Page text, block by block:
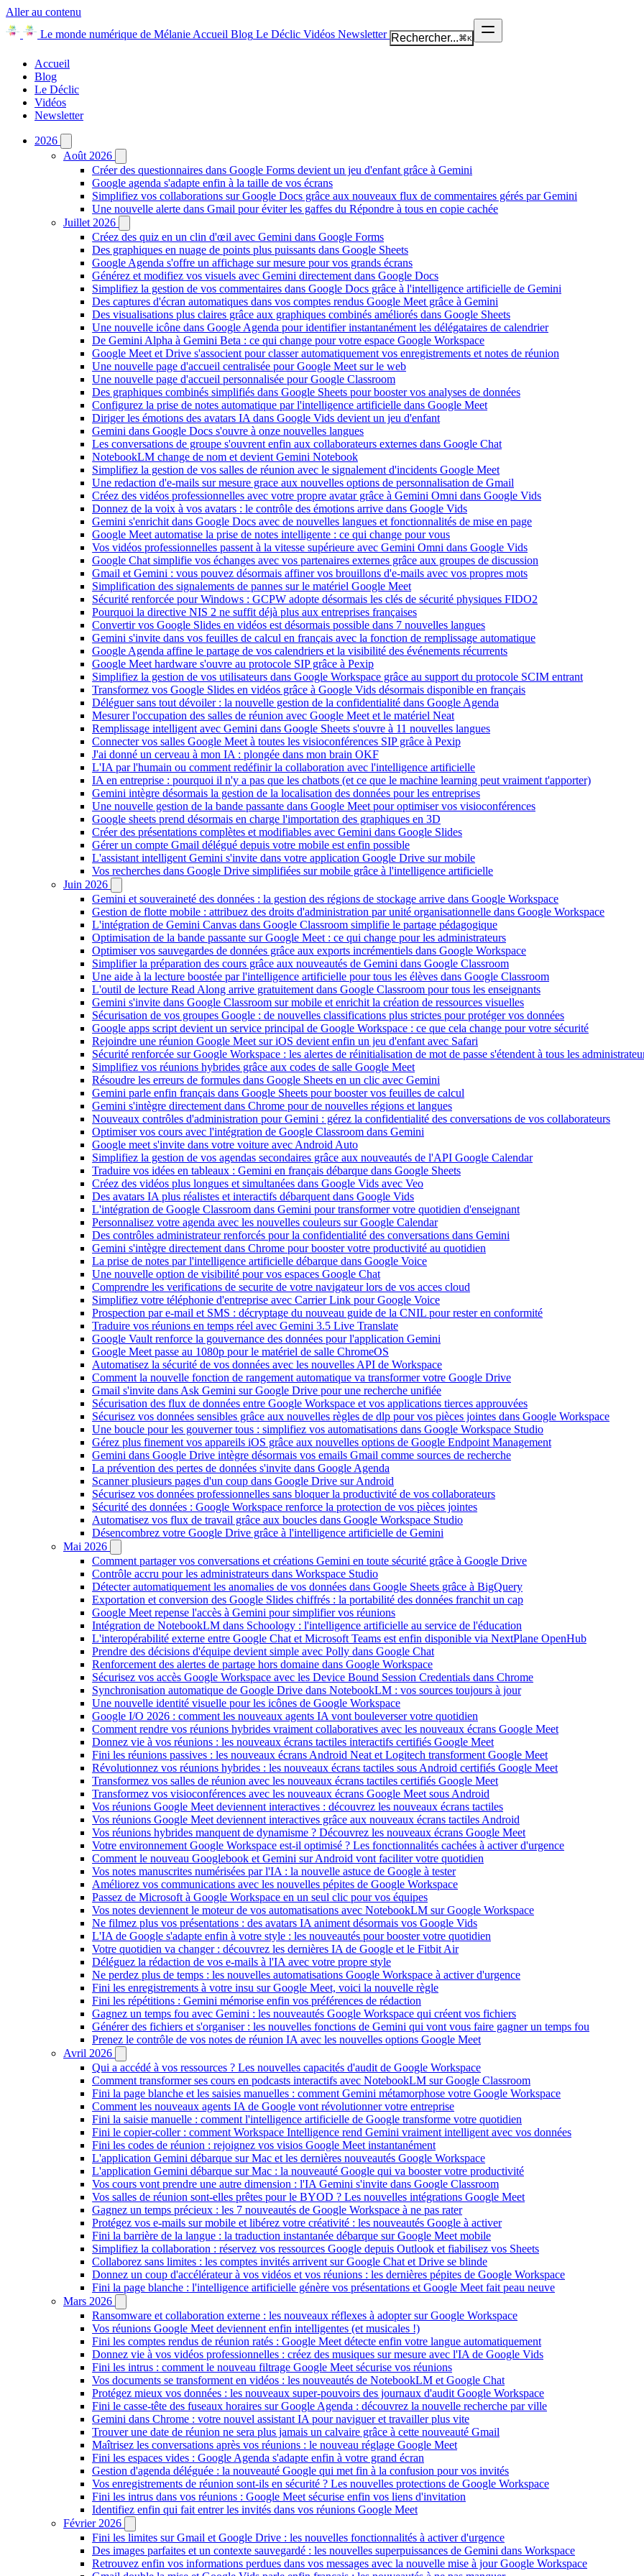
Aller au contenu
Le monde numérique de Mélanie Accueil Blog Le Déclic Vidéos Newsletter Rechercher...⌘K
Accueil
Blog
Le Déclic
Vidéos
Newsletter
2026
Août 2026
Créer des questionnaires dans Google Forms devient un jeu d'enfant grâce à Gemini
Google agenda s'adapte enfin à la taille de vos écrans
Simplifiez vos collaborations sur Google Docs grâce aux nouveaux flux de commentaires gérés par Gemini
Une nouvelle alerte dans Gmail pour éviter les gaffes du Répondre à tous en copie cachée
Juillet 2026
Créez des quiz en un clin d'œil avec Gemini dans Google Forms
Des graphiques en nuage de points plus puissants dans Google Sheets
Google Agenda s'offre un affichage sur mesure pour vos grands écrans
Générez et modifiez vos visuels avec Gemini directement dans Google Docs
Simplifiez la gestion de vos commentaires dans Google Docs grâce à l'intelligence artificielle de Gemini
Des captures d'écran automatiques dans vos comptes rendus Google Meet grâce à Gemini
Des visualisations plus claires grâce aux graphiques combinés améliorés dans Google Sheets
Une nouvelle icône dans Google Agenda pour identifier instantanément les délégataires de calendrier
De Gemini Alpha à Gemini Beta : ce qui change pour votre espace Google Workspace
Google Meet et Drive s'associent pour classer automatiquement vos enregistrements et notes de réunion
Une nouvelle page d'accueil centralisée pour Google Meet sur le web
Une nouvelle page d'accueil personnalisée pour Google Classroom
Des graphiques combinés simplifiés dans Google Sheets pour booster vos analyses de données
Configurez la prise de notes automatique par l'intelligence artificielle dans Google Meet
Diriger les émotions des avatars IA dans Google Vids devient un jeu d'enfant
Gemini dans Google Docs s'ouvre à onze nouvelles langues
Les conversations de groupe s'ouvrent enfin aux collaborateurs externes dans Google Chat
NotebookLM change de nom et devient Gemini Notebook
Simplifiez la gestion de vos salles de réunion avec le signalement d'incidents Google Meet
Une redaction d'e-mails sur mesure grace aux nouvelles options de personnalisation de Gmail
Créez des vidéos professionnelles avec votre propre avatar grâce à Gemini Omni dans Google Vids
Donnez de la voix à vos avatars : le contrôle des émotions arrive dans Google Vids
Gemini s'enrichit dans Google Docs avec de nouvelles langues et fonctionnalités de mise en page
Google Meet automatise la prise de notes intelligente : ce qui change pour vous
Vos vidéos professionnelles passent à la vitesse supérieure avec Gemini Omni dans Google Vids
Google Chat simplifie vos échanges avec vos partenaires externes grâce aux groupes de discussion
Gmail et Gemini : vous pouvez désormais affiner vos brouillons d'e-mails avec vos propres mots
Simplification des signalements de pannes sur le matériel Google Meet
Sécurité renforcée pour Windows : GCPW adopte désormais les clés de sécurité physiques FIDO2
Pourquoi la directive NIS 2 ne suffit déjà plus aux entreprises françaises
Convertir vos Google Slides en vidéos est désormais possible dans 7 nouvelles langues
Gemini s'invite dans vos feuilles de calcul en français avec la fonction de remplissage automatique
Google Agenda affine le partage de vos calendriers et la visibilité des événements récurrents
Google Meet hardware s'ouvre au protocole SIP grâce à Pexip
Simplifiez la gestion de vos utilisateurs dans Google Workspace grâce au support du protocole SCIM entrant
Transformez vos Google Slides en vidéos grâce à Google Vids désormais disponible en français
Déléguer sans tout dévoiler : la nouvelle gestion de la confidentialité dans Google Agenda
Mesurer l'occupation des salles de réunion avec Google Meet et le matériel Neat
Remplissage intelligent avec Gemini dans Google Sheets s'ouvre à 11 nouvelles langues
Connecter vos salles Google Meet à toutes les visioconférences SIP grâce à Pexip
J'ai donné un cerveau à mon IA : plongée dans mon brain OKF
L'IA par l'humain ou comment redéfinir la collaboration avec l'intelligence artificielle
IA en entreprise : pourquoi il n'y a pas que les chatbots (et ce que le machine learning peut vraiment t'apporter)
Gemini intègre désormais la gestion de la localisation des données pour les entreprises
Une nouvelle gestion de la bande passante dans Google Meet pour optimiser vos visioconférences
Google sheets prend désormais en charge l'importation des graphiques en 3D
Créer des présentations complètes et modifiables avec Gemini dans Google Slides
Gérer un compte Gmail délégué depuis votre mobile est enfin possible
L'assistant intelligent Gemini s'invite dans votre application Google Drive sur mobile
Vos recherches dans Google Drive simplifiées sur mobile grâce à l'intelligence artificielle
Juin 2026
Gemini et souveraineté des données : la gestion des régions de stockage arrive dans Google Workspace
Gestion de flotte mobile : attribuez des droits d'administration par unité organisationnelle dans Google Workspace
L'intégration de Gemini Canvas dans Google Classroom simplifie le partage pédagogique
Optimisation de la bande passante sur Google Meet : ce qui change pour les administrateurs
Optimiser vos sauvegardes de données grâce aux exports incrémentiels dans Google Workspace
Simplifier la préparation des cours grâce aux nouveautés de Gemini dans Google Classroom
Une aide à la lecture boostée par l'intelligence artificielle pour tous les élèves dans Google Classroom
L'outil de lecture Read Along arrive gratuitement dans Google Classroom pour tous les enseignants
Gemini s'invite dans Google Classroom sur mobile et enrichit la création de ressources visuelles
Sécurisation de vos groupes Google : de nouvelles classifications plus strictes pour protéger vos données
Google apps script devient un service principal de Google Workspace : ce que cela change pour votre sécurité
Rejoindre une réunion Google Meet sur iOS devient enfin un jeu d'enfant avec Safari
Sécurité renforcée sur Google Workspace : les alertes de réinitialisation de mot de passe s'étendent à tous les
Simplifiez vos réunions hybrides grâce aux codes de salle Google Meet
Résoudre les erreurs de formules dans Google Sheets en un clic avec Gemini
Gemini parle enfin français dans Google Sheets pour booster vos feuilles de calcul
Gemini s'intègre directement dans Chrome pour de nouvelles régions et langues
Nouveaux contrôles d'administration pour Gemini : gérez la confidentialité des conversations de vos collaborateurs
Optimiser vos cours avec l'intégration de Google Classroom dans Gemini
Google meet s'invite dans votre voiture avec Android Auto
Simplifiez la gestion de vos agendas secondaires grâce aux nouveautés de l'API Google Calendar
Traduire vos idées en tableaux : Gemini en français débarque dans Google Sheets
Créez des vidéos plus longues et simultanées dans Google Vids avec Veo
Des avatars IA plus réalistes et interactifs débarquent dans Google Vids
L'intégration de Google Classroom dans Gemini pour transformer votre quotidien d'enseignant
Personnalisez votre agenda avec les nouvelles couleurs sur Google Calendar
Des contrôles administrateur renforcés pour la confidentialité des conversations dans Gemini
Gemini s'intègre directement dans Chrome pour booster votre productivité au quotidien
La prise de notes par l'intelligence artificielle débarque dans Google Voice
Une nouvelle option de visibilité pour vos espaces Google Chat
Comprendre les verifications de securite de votre navigateur lors de vos acces cloud
Simplifiez votre téléphonie d'entreprise avec Carrier Link pour Google Voice
Prospection par e-mail et SMS : décryptage du nouveau guide de la CNIL pour rester en conformité
Traduire vos réunions en temps réel avec Gemini 3.5 Live Translate
Google Vault renforce la gouvernance des données pour l'application Gemini
Google Meet passe au 1080p pour le matériel de salle ChromeOS
Automatisez la sécurité de vos données avec les nouvelles API de Workspace
Comment la nouvelle fonction de rangement automatique va transformer votre Google Drive
Gmail s'invite dans Ask Gemini sur Google Drive pour une recherche unifiée
Sécurisation des flux de données entre Google Workspace et vos applications tierces approuvées
Sécurisez vos données sensibles grâce aux nouvelles règles de dlp pour vos pièces jointes dans Google Workspace
Une boucle pour les gouverner tous : simplifiez vos automatisations dans Google Workspace Studio
Gérez plus finement vos appareils iOS grâce aux nouvelles options de Google Endpoint Management
Gemini dans Google Drive intègre désormais vos emails Gmail comme sources de recherche
La prévention des pertes de données s'invite dans Google Agenda
Scanner plusieurs pages d'un coup dans Google Drive sur Android
Sécurisez vos données professionnelles sans bloquer la productivité de vos collaborateurs
Sécurité des données : Google Workspace renforce la protection de vos pièces jointes
Automatisez vos flux de travail grâce aux boucles dans Google Workspace Studio
Désencombrez votre Google Drive grâce à l'intelligence artificielle de Gemini
Mai 2026
Comment partager vos conversations et créations Gemini en toute sécurité grâce à Google Drive
Contrôle accru pour les administrateurs dans Workspace Studio
Détecter automatiquement les anomalies de vos données dans Google Sheets grâce à BigQuery
Exportation et conversion des Google Slides chiffrés : la portabilité des données franchit un cap
Google Meet repense l'accès à Gemini pour simplifier vos réunions
Intégration de NotebookLM dans Schoology : l'intelligence artificielle au service de l'éducation
L'interopérabilité externe entre Google Chat et Microsoft Teams est enfin disponible via NextPlane OpenHub
Prendre des décisions d'équipe devient simple avec Polly dans Google Chat
Renforcement des alertes de partage hors domaine dans Google Workspace
Sécurisez vos accès Google Workspace avec les Device Bound Session Credentials dans Chrome
Synchronisation automatique de Google Drive dans NotebookLM : vos sources toujours à jour
Une nouvelle identité visuelle pour les icônes de Google Workspace
Google I/O 2026 : comment les nouveaux agents IA vont bouleverser votre quotidien
Comment rendre vos réunions hybrides vraiment collaboratives avec les nouveaux écrans Google Meet
Donnez vie à vos réunions : les nouveaux écrans tactiles interactifs certifiés Google Meet
Fini les réunions passives : les nouveaux écrans Android Neat et Logitech transforment Google Meet
Révolutionnez vos réunions hybrides : les nouveaux écrans tactiles sous Android certifiés Google Meet
Transformez vos salles de réunion avec les nouveaux écrans tactiles certifiés Google Meet
Transformez vos visioconférences avec les nouveaux écrans Google Meet sous Android
Vos réunions Google Meet deviennent interactives : découvrez les nouveaux écrans tactiles
Vos réunions Google Meet deviennent interactives grâce aux nouveaux écrans tactiles Android
Vos réunions hybrides manquent de dynamisme ? Découvrez les nouveaux écrans Google Meet
Votre environnement Google Workspace est-il optimisé ? Les fonctionnalités cachées à activer d'urgence
Comment le nouveau Googlebook et Gemini sur Android vont faciliter votre quotidien
Vos notes manuscrites numérisées par l'IA : la nouvelle astuce de Google à tester
Améliorez vos communications avec les nouvelles pépites de Google Workspace
Passez de Microsoft à Google Workspace en un seul clic pour vos équipes
Vos notes deviennent le moteur de vos automatisations avec NotebookLM sur Google Workspace
Ne filmez plus vos présentations : des avatars IA animent désormais vos Google Vids
L'IA de Google s'adapte enfin à votre style : les nouveautés pour booster votre quotidien
Votre quotidien va changer : découvrez les dernières IA de Google et le Fitbit Air
Déléguez la rédaction de vos e-mails à l'IA avec votre propre style
Ne perdez plus de temps : les nouvelles automatisations Google Workspace à activer d'urgence
Fini les enregistrements à votre insu sur Google Meet, voici la nouvelle règle
Fini les répétitions : Gemini mémorise enfin vos préférences de rédaction
Gagnez un temps fou avec Gemini : les nouveautés Google Workspace qui créent vos fichiers
Générer des fichiers et s'organiser : les nouvelles fonctions de Gemini qui vont vous faire gagner un temps fou
Prenez le contrôle de vos notes de réunion IA avec les nouvelles options Google Meet
Avril 2026
Qui a accédé à vos ressources ? Les nouvelles capacités d'audit de Google Workspace
Comment transformer ses cours en podcasts interactifs avec NotebookLM sur Google Classroom
Fini la page blanche et les saisies manuelles : comment Gemini métamorphose votre Google Workspace
Comment les nouveaux agents IA de Google vont révolutionner votre entreprise
Fini la saisie manuelle : comment l'intelligence artificielle de Google transforme votre quotidien
Fini le copier-coller : comment Workspace Intelligence rend Gemini vraiment intelligent avec vos données
Fini les codes de réunion : rejoignez vos visios Google Meet instantanément
L'application Gemini débarque sur Mac et les dernières nouveautés Google Workspace
L'application Gemini débarque sur Mac : la nouveauté Google qui va booster votre productivité
Vos cours vont prendre une autre dimension : l'IA Gemini s'invite dans Google Classroom
Vos salles de réunion sont-elles prêtes pour le BYOD ? Les nouvelles intégrations Google Meet
Gagnez un temps précieux : les 7 nouveautés de Google Workspace à ne pas rater
Protégez vos e-mails sur mobile et libérez votre créativité : les nouveautés Google à activer
Fini la barrière de la langue : la traduction instantanée débarque sur Google Meet mobile
Simplifiez la collaboration : réservez vos ressources Google depuis Outlook et fiabilisez vos Sheets
Collaborez sans limites : les comptes invités arrivent sur Google Chat et Drive se blinde
Donnez un coup d'accélérateur à vos vidéos et vos réunions : les dernières pépites de Google Workspace
Fini la page blanche : l'intelligence artificielle génère vos présentations et Google Meet fait peau neuve
Mars 2026
Ransomware et collaboration externe : les nouveaux réflexes à adopter sur Google Workspace
Vos réunions Google Meet deviennent enfin intelligentes (et musicales !)
Fini les comptes rendus de réunion ratés : Google Meet détecte enfin votre langue automatiquement
Donnez vie à vos vidéos professionnelles : créez des musiques sur mesure avec l'IA de Google Vids
Fini les intrus : comment le nouveau filtrage Google Meet sécurise vos réunions
Vos documents se transforment en vidéos : les nouveautés de NotebookLM et Google Chat
Protégez mieux vos données : les nouveaux super-pouvoirs des journaux d'audit Google Workspace
Fini le casse-tête des fuseaux horaires sur Google Agenda : découvrez la nouvelle recherche par ville
Gemini dans Chrome : votre nouvel assistant IA pour naviguer et travailler plus vite
Trouver une date de réunion ne sera plus jamais un calvaire grâce à cette nouveauté Gmail
Maîtrisez les conversations après vos réunions : le nouveau réglage Google Meet
Fini les espaces vides : Google Agenda s'adapte enfin à votre grand écran
Gestion d'agenda déléguée : la nouveauté Google qui met fin à la confusion pour vos invités
Vos enregistrements de réunion sont-ils en sécurité ? Les nouvelles protections de Google Workspace
Fini les intrus dans vos réunions : Google Meet sécurise enfin vos liens d'invitation
Identifiez enfin qui fait entrer les invités dans vos réunions Google Meet
Février 2026
Fini les limites sur Gmail et Google Drive : les nouvelles fonctionnalités à activer d'urgence
Des images parfaites et un contexte sauvegardé : les nouvelles superpuissances de Gemini dans Workspace
Retrouvez enfin vos informations perdues dans vos messages avec la nouvelle mise à jour Google Workspace